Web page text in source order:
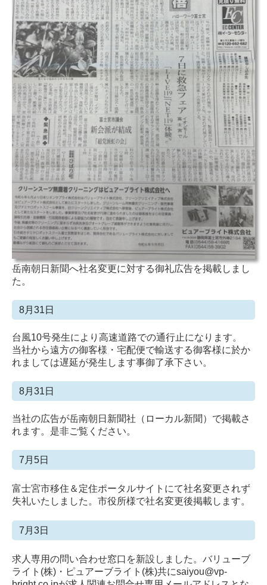
岳南朝日新聞へ社名変更に対する御礼広告を掲載しまし
た。
8月31日
台風10号発生により高速道路での通行止になります。
当社から遠方の御客様・宅配便で輸送する御客様に於か
れましては遅延が発生します事御了承下さい。
8月31日
当社の広告が岳南朝日新聞社（ローカル新聞）で掲載さ
れます。是非ご覧ください。
7月5日
富士宮市移住＆定住ポータルサイトにて社名変更されず
失礼いたしました。市役所様で社名変更後掲載します。
7月3日
求人専用の問い合わせ窓口を新設しました。バリューブ
ライト(株)・ピュアーブライト(株)共にsaiyou@vp-